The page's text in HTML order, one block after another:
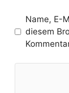
Name, E-
diesem